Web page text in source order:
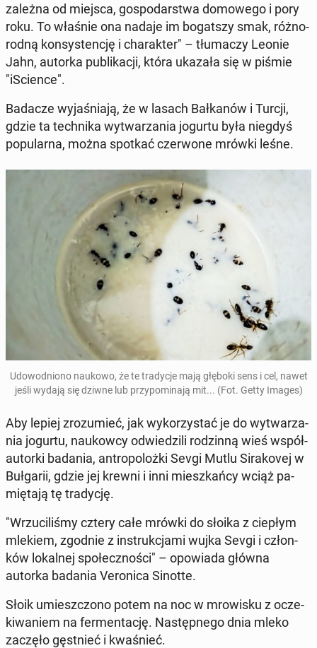
zależna od miejsca, go­spo­dar­stwa do­mo­we­go i pory
roku. To właśnie ona nadaje im bo­gat­szy smak, róż­no­
rod­ną kon­sy­sten­cję i cha­rak­ter" – tłu­ma­czy Leonie
Jahn, autorka pu­bli­ka­cji, która ukazała się w piśmie
"iScien­ce".
Badacze wy­ja­śnia­ją, że w lasach Bał­ka­nów i Turcji,
gdzie ta tech­ni­ka wy­twa­rza­nia jogurtu była niegdyś
po­pu­lar­na, można spotkać czer­wo­ne mrówki leśne.
Udo­wod­nio­no naukowo, że te tra­dy­cje mają głęboki sens i cel, nawet
jeśli wydają się dziwne lub przy­po­mi­na­ją mit... (Fot. Getty Images)
Aby lepiej zro­zu­mieć, jak wy­ko­rzy­stać je do wy­twa­rza­
nia jogurtu, na­ukow­cy od­wie­dzi­li ro­dzin­ną wieś współ­
au­tor­ki badania, an­tro­po­loż­ki Sevgi Mutlu Si­ra­ko­vej w
Buł­ga­rii, gdzie jej krewni i inni miesz­kań­cy wciąż pa­
mię­ta­ją tę tra­dy­cję.
"Wrzu­ci­li­śmy cztery całe mrówki do słoika z ciepłym
mlekiem, zgodnie z in­struk­cja­mi wujka Sevgi i człon­
ków lo­kal­nej spo­łecz­no­ści" – opo­wia­da główna
autorka badania Ve­ro­ni­ca Sinotte.
Słoik umiesz­czo­no potem na noc w mro­wi­sku z ocze­
ki­wa­niem na fer­men­ta­cję. Na­stęp­ne­go dnia mleko
zaczęło gęst­nieć i kwa­śnieć.